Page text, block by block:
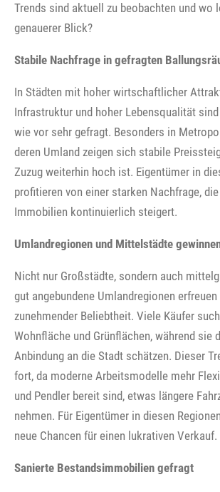
Trends sind aktuell zu beobachten und wo
genauerer Blick?
Stabile Nachfrage in gefragten
In Städten mit hoher wirtschaftlicher
Infrastruktur und hoher Lebensqualität
wie vor sehr gefragt. Besonders in
deren Umland zeigen sich stabile
Zuzug weiterhin hoch ist. Eigentümer in
profitieren von einer starken Nachfrage,
Immobilien kontinuierlich steigert.
Umlandregionen und Mittelstädte
Nicht nur Großstädte, sondern auch
gut angebundene Umlandregionen
zunehmender Beliebtheit. Viele Käufer
Wohnfläche und Grünflächen, während sie
Anbindung an die Stadt schätzen. Dieser
fort, da moderne Arbeitsmodelle mehr
und Pendler bereit sind, etwas längere
nehmen. Für Eigentümer in diesen
neue Chancen für einen lukrativen Verkauf.
Sanierte Bestandsimmobilien gefragt